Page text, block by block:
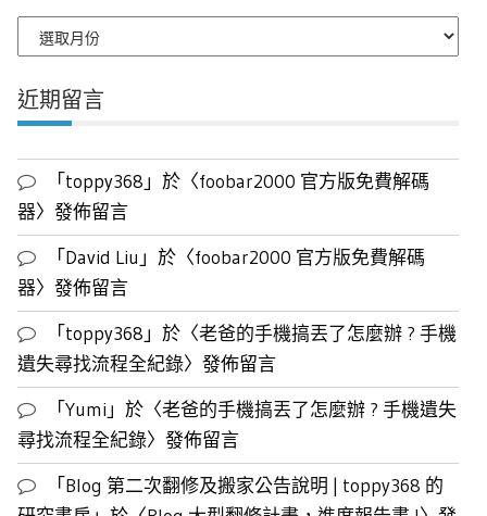
月
章
列
近期留言
「toppy368 」於〈foobar2000 官方版免費解碼
器〉發佈留言
「David Liu 」於〈foobar2000 官方版免費解碼
器〉發佈留言
「toppy368 」於〈老爸的手機搞丟了怎麼辦 ? 手機
遺失尋找流程全紀錄〉發佈留言
「Yumi 」於〈老爸的手機搞丟了怎麼辦 ? 手機遺失
尋找流程全紀錄〉發佈留言
「Blog 第二次翻修及搬家公告說明 | toppy368 的